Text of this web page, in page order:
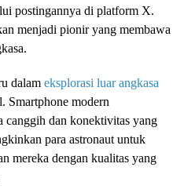
postingannya di platform X.
menjadi pionir yang membawa
dalam eksplorasi luar angkasa
Smartphone modern
canggih dan konektivitas yang
para astronaut untuk
mereka dengan kualitas yang